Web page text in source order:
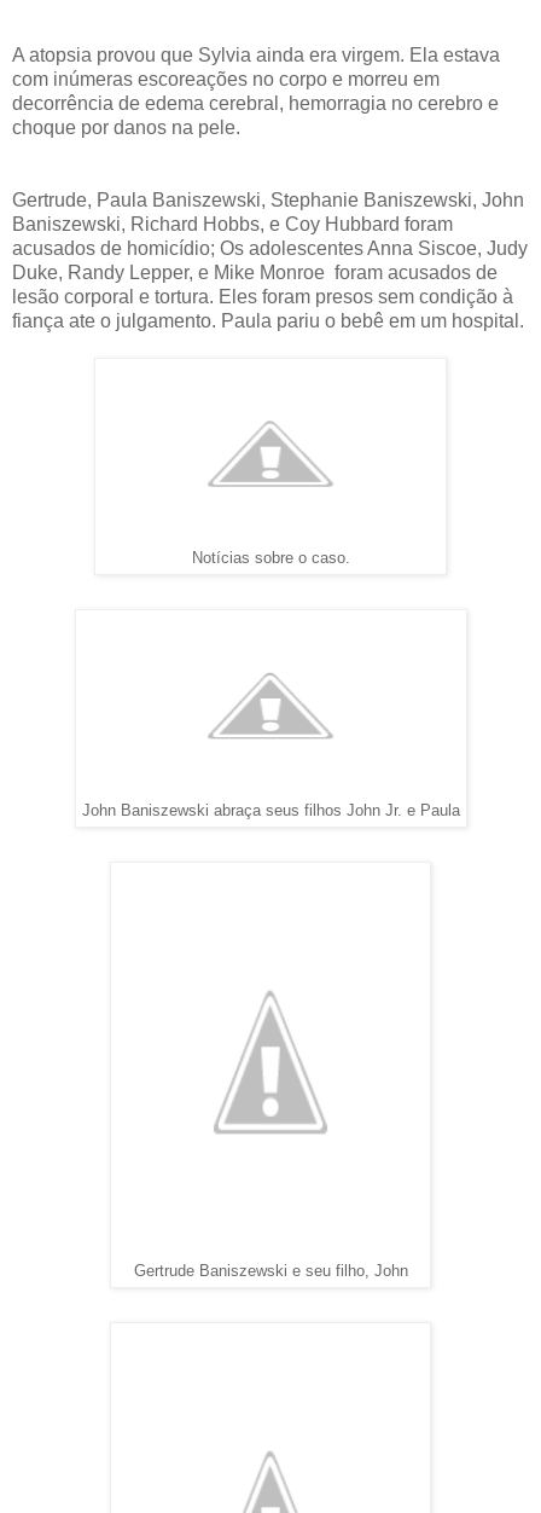
A atopsia provou que Sylvia ainda era virgem. Ela estava
com inúmeras escoreações no corpo e morreu em
decorrência de edema cerebral, hemorragia no cerebro e
choque por danos na pele.
Gertrude, Paula Baniszewski, Stephanie Baniszewski, John
Baniszewski, Richard Hobbs, e Coy Hubbard foram
acusados de homicídio; Os adolescentes Anna Siscoe, Judy
Duke, Randy Lepper, e Mike Monroe foram acusados de
lesão corporal e tortura. Eles foram presos sem condição à
fiança ate o julgamento. Paula pariu o bebê em um hospital.
Notícias sobre o caso.
John Baniszewski abraça seus filhos John Jr. e Paula
Gertrude Baniszewski e seu filho, John